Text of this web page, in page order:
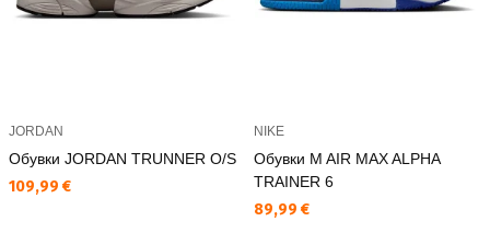
JORDAN
Обувки JORDAN TRUNNER O/S
Текуща цена:
109,99 €
NIKE
Обувки M AIR MAX ALPHA
TRAINER 6
Текуща цена:
89,99 €